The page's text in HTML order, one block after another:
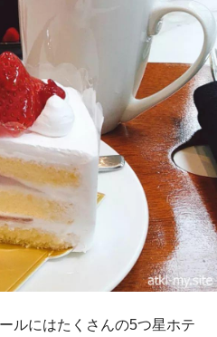
ルにはたくさんの5つ星ホテ